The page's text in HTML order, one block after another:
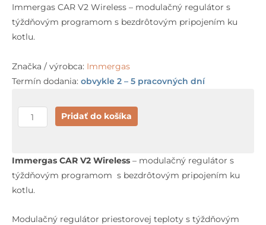
Immergas CAR V2 Wireless – modulačný regulátor s
týždňovým programom s bezdrôtovým pripojením ku
kotlu.
Značka / výrobca: Immergas
Termín dodania: obvykle 2 – 5 pracovných dní
množstvo
Immergas
V2
Wireless
Pridať do košíka
Immergas CAR V2 Wireless – modulačný regulátor s
týždňovým programom s bezdrôtovým pripojením ku
kotlu.
Modulačný regulátor priestorovej teploty s týždňovým